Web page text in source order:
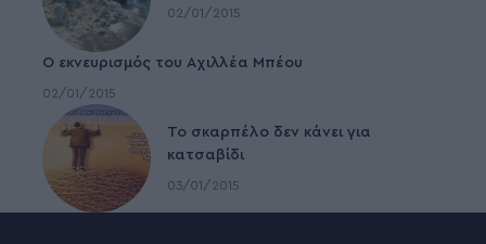
02/01/2015
Ο εκνευρισμός του Αχιλλέα Μπέου
02/01/2015
To σκαρπέλο δεν κάνει για
κατσαβίδι
03/01/2015